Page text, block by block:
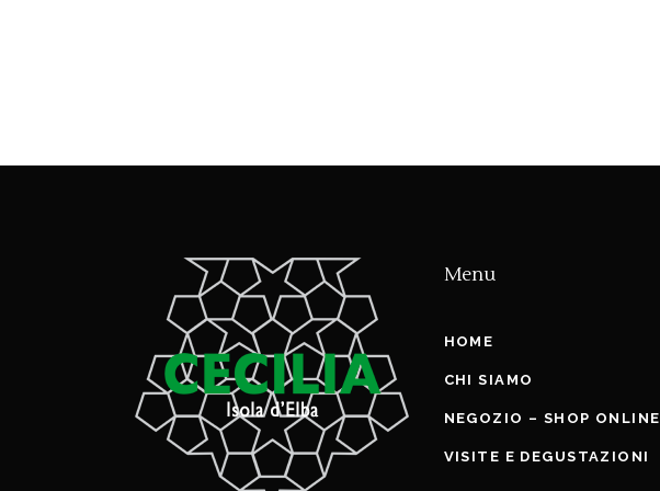
Menu
HOME
CHI SIAMO
NEGOZIO – SHOP ONLINE
VISITE E DEGUSTAZIONI